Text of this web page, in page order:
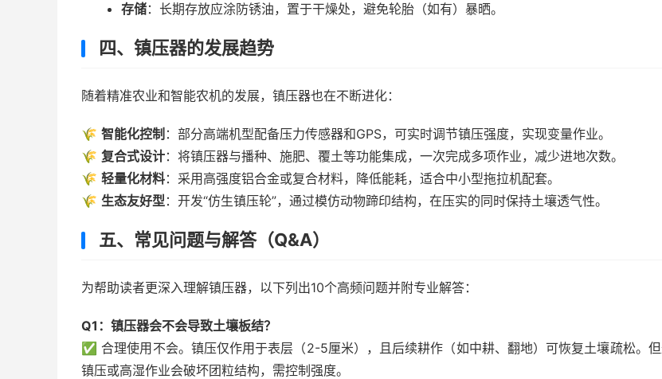
存储：长期存放应涂防锈油，置于干燥处，避免轮胎（如有）暴晒。
四、镇压器的发展趋势
随着精准农业和智能农机的发展，镇压器也在不断进化：
🌾 智能化控制 ：部分高端机型配备压力传感器和GPS，可实时调节镇压强度，实现变量作业。
🌾 复合式设计：将镇压器与播种、施肥、覆土等功能集成，一次完成多项作业，减少进地次数。
🌾 轻量化材料：采用高强度铝合金或复合材料，降低能耗，适合中小型拖拉机配套。
🌾 生态友好型：开发“仿生镇压轮”，通过模仿动物蹄印结构，在压实的同时保持土壤透气性。
五、常见问题与解答（Q&A）
为帮助读者更深入理解镇压器，以下列出10个高频问题并附专业解答：
Q1：镇压器会不会导致土壤板结？
✅ 合理使用不会。镇压仅作用于表层（2-5厘米），且后续耕作（如中耕、翻地）可恢复土壤疏松。
镇压或高湿作业会破坏团粒结构，需控制强度。